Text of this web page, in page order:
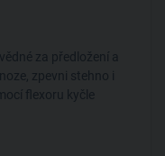
za předložení a
zpevni stehno i
flexoru kyčle